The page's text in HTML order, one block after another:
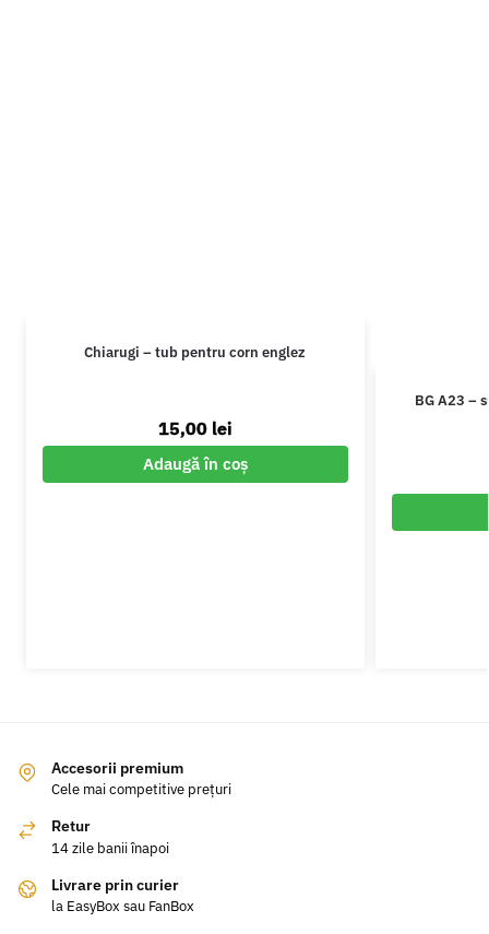
Chiarugi – tub pentru corn englez
15,00 lei
Adaugă în coș
BG A23 –
Accesorii premium
Cele mai competitive prețuri
Retur
14 zile banii înapoi
Livrare prin curier
la EasyBox sau FanBox